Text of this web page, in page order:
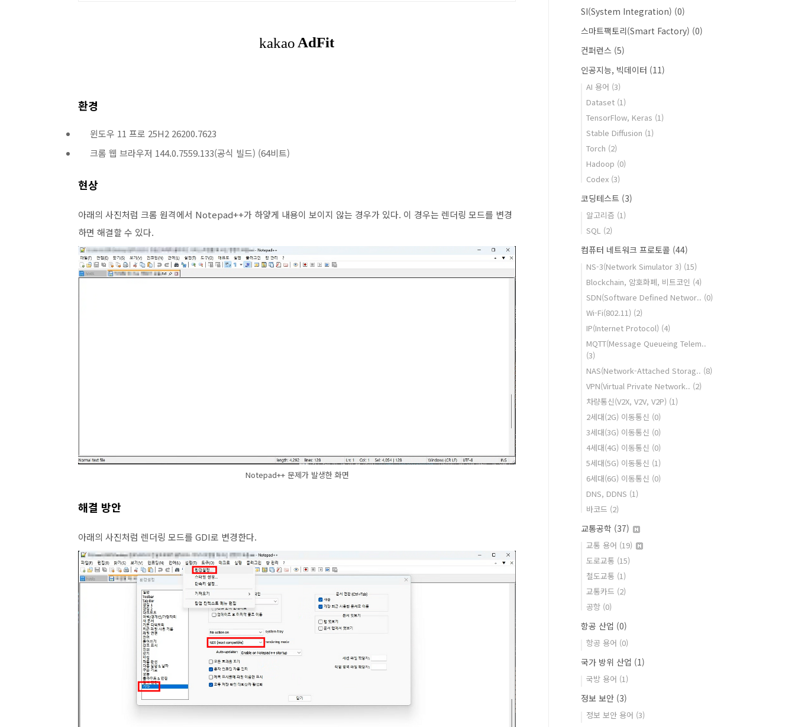
환경
윈도우 11 프로 25H2 26200.7623
크롬 웹 브라우저 144.0.7559.133(공식 빌드) (64비트)
현상
아래의 사진처럼 크롬 원격에서 Notepad++가 하얗게 내용이 보이지 않는 경우가 있다. 이 경우는 렌더링 모드를 변경
하면 해결할 수 있다.
Notepad++ 문제가 발생한 화면
해결 방안
아래의 사진처럼 렌더링 모드를 GDI로 변경한다.
SI(System Integration) (0)
스마트팩토리(Smart Factory) (0)
컨퍼런스 (5)
인공지능, 빅데이터 (11)
AI 용어 (3)
Dataset (1)
TensorFlow, Keras (1)
Stable Diffusion (1)
Torch (2)
Hadoop (0)
Codex (3)
코딩테스트 (3)
알고리즘 (1)
SQL (2)
컴퓨터 네트워크 프로토콜 (44)
NS-3(Network Simulator 3) (15)
Blockchain, 암호화폐, 비트코인 (4)
SDN(Software Defined Networ.. (0)
Wi-Fi(802.11) (2)
IP(Internet Protocol) (4)
MQTT(Message Queueing Telem..
(3)
NAS(Network-Attached Storag.. (8)
VPN(Virtual Private Network.. (2)
차량통신(V2X, V2V, V2P) (1)
2세대(2G) 이동통신 (0)
3세대(3G) 이동통신 (0)
4세대(4G) 이동통신 (0)
5세대(5G) 이동통신 (1)
6세대(6G) 이동통신 (0)
DNS, DDNS (1)
바코드 (2)
교통공학 (37)
교통 용어 (19)
도로교통 (15)
철도교통 (1)
교통카드 (2)
공항 (0)
항공 산업 (0)
항공 용어 (0)
국가 방위 산업 (1)
국방 용어 (1)
정보 보안 (3)
정보 보안 용어 (3)